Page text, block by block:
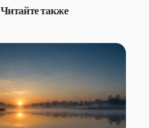
Читайте также